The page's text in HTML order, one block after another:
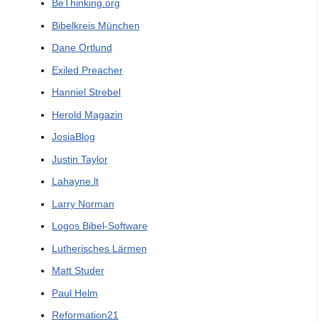
BeThinking.org
Bibelkreis München
Dane Ortlund
Exiled Preacher
Hanniel Strebel
Herold Magazin
JosiaBlog
Justin Taylor
Lahayne.lt
Larry Norman
Logos Bibel-Software
Lutherisches Lärmen
Matt Studer
Paul Helm
Reformation21